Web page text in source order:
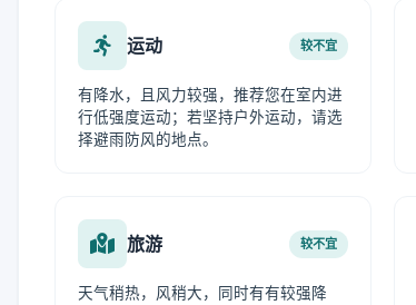
运动 较不宜
有降水，且风力较强，推荐您在室内进
行低强度运动；若坚持户外运动，请选
择避雨防风的地点。
旅游 较不宜
天气稍热，风稍大，同时有有较强降